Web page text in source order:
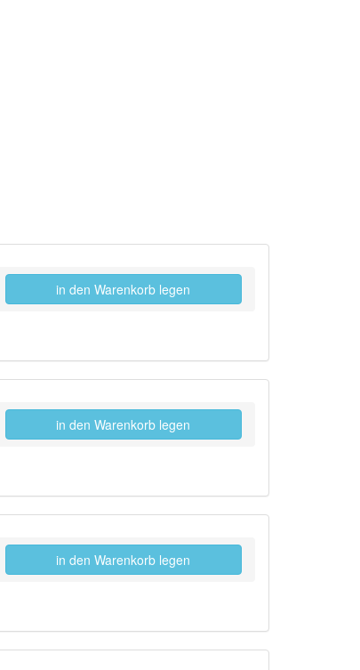
in den Warenkorb legen
in den Warenkorb legen
in den Warenkorb legen